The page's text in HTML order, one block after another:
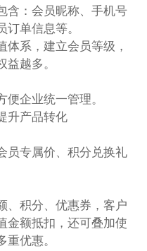
含：会员昵称、手机号
单信息等。
系，建立会员等级，
越多。
企业统一管理。
升产品转化
员专属价、积分兑换礼
、积分、优惠券，客户
金额抵扣，还可叠加使
优惠。